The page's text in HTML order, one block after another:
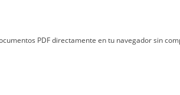
PDF directamente en tu navegador sin